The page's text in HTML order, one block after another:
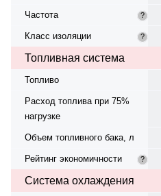
Частота
?
Класс изоляции
?
Топливная система
Топливо
Расход топлива при 75%
нагрузке
Объем топливного бака, л
Рейтинг экономичности
?
Система охлаждения